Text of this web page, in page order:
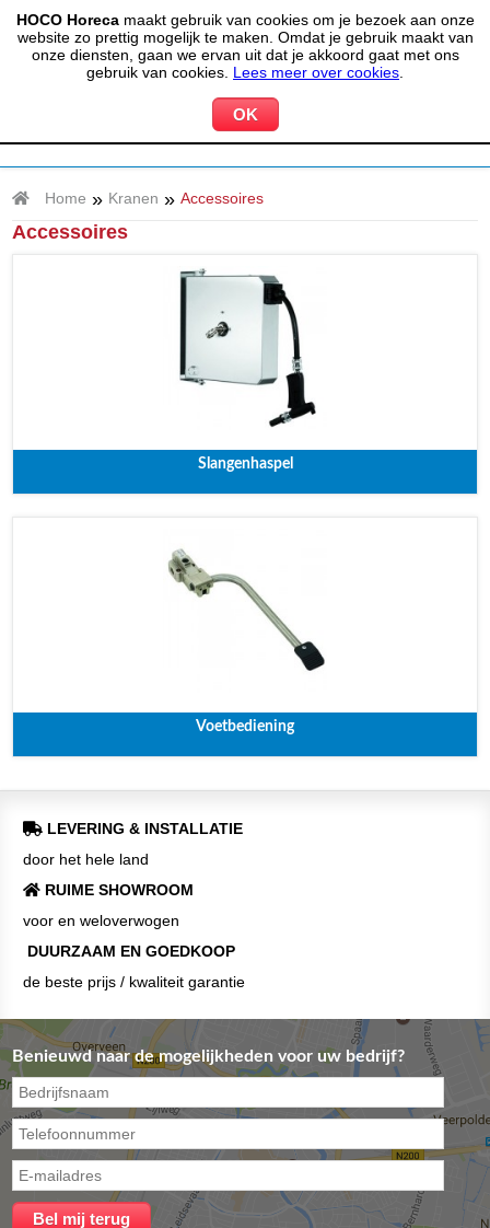
HOCO Horecamaakt gebruik van cookies om je bezoek aan onze
website zo prettig mogelijk te maken. Omdat je gebruik maakt van
onze diensten, gaan we ervan uit dat je akkoord gaat met ons
gebruik van cookies. Lees meer over cookies
(020) 497 6325 info@hocohoreca.nl
MIJN ACCOUNT 0 WINKELWAGEN
Home » Kranen » Accessoires
Accessoires
Slangenhaspel
Voetbediening
LEVERING & INSTALLATIE
door het hele land
RUIME SHOWROOM
voor en weloverwogen
DUURZAAM EN GOEDKOOP
de beste prijs / kwaliteit garantie
Benieuwd naar de mogelijkheden voor uw bedrijf?